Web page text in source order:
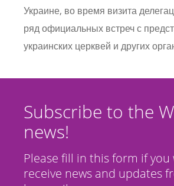
Украине, во время визита
ряд официальных встреч с
украинских церквей и других
Subscribe to the
news!
Please fill in this form if
receive news and updates